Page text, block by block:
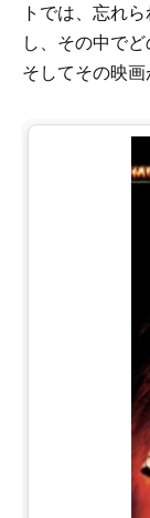
トでは、忘れ
し、その中で
そしてその映画